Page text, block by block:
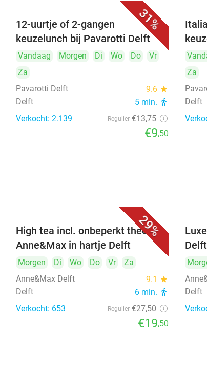
31%
12-uurtje of 2-gangen
keuzelunch bij Pavarotti Delft
Vandaag Morgen Di Wo Do
Vr
Za
Pavarotti Delft
9.6 star
Delft 5 min. directions_walk
Verkocht: 2.139 Regulier €13,75
€9,50
Za
Delft
29%
High tea incl. onbeperkt thee bij
Anne&Max in hartje Delft
Morgen Di Wo Do Vr
Za
Anne&Max Delft
9.1 star
Delft 6 min. directions_walk
Verkocht: 653 Regulier €27,50
€19,50
Delft
Delft